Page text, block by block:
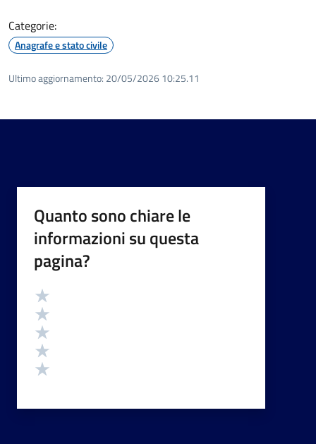
Categorie:
Anagrafe e stato civile
Ultimo aggiornamento: 20/05/2026 10:25.11
Quanto sono chiare le
informazioni su questa
pagina?
Valutazione